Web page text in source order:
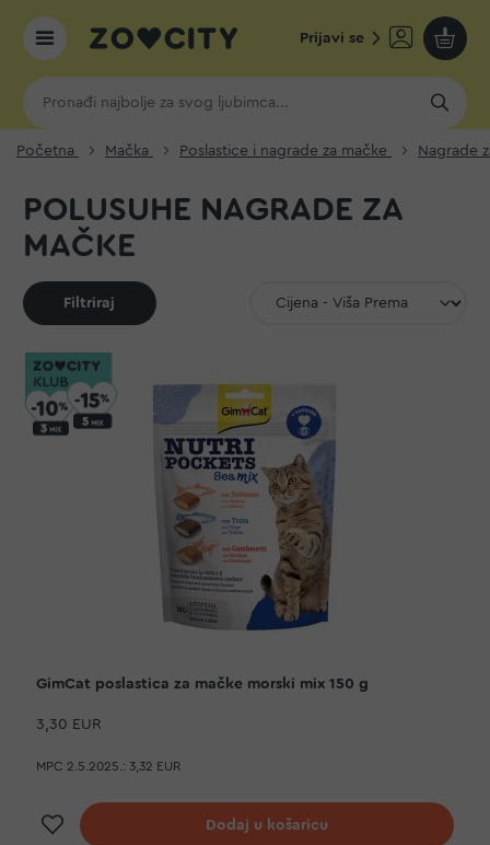
Prijavi se
Moja
Početna Mačka Poslastice i nagrade za mačke Nagrade
POLUSUHE NAGRADE ZA
MAČKE
Filtriraj
GimCat poslastica za mačke morski mix 150 g
3,30 EUR
MPC 2.5.2025.: 3,32 EUR
Dodaj na listu želja
Dodaj u košaricu